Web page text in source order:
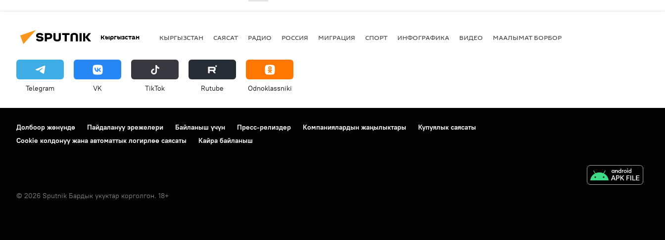
Кыргызстан КЫРГЫЗСТАН САЯСАТ РАДИО РОССИЯ МИГРАЦИЯ СПОРТ ИНФОГРАФИКА ВИДЕО МААЛЫМАТ БОРБОР
Telegram VK ТikТоk Rutube Odnoklassniki
Долбоор жөнүндө Пайдалануу эрежелери Байланыш үчүн Пресс-релиздер Компаниялардын жаңылыктары
Купуялык саясаты
Cookie колдонуу жана автоматтык логирлөө саясаты
Кайра байланыш
© 2026 Sputnik Бардык укуктар корголгон. 18+